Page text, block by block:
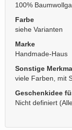
100%
Farbe
siehe Varianten
Marke
Handmade-Haus
Sonstige
viele Farben, mit
Geschenkidee
Nicht definiert